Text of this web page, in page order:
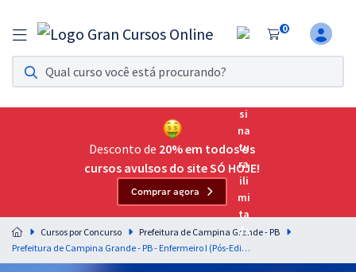
0
Assinatura Ilimitada 11
Acesso a todos os cursos. Teste grátis por 7 dias!
Assinatura OAB Até Passar
Acesso ilimitado a toda preparação para o Exame da
Residências Multiprofissionais
Preparação completa e intensiva para as principais
residências em saúde do Brasil
Desconto de 20% em todos os
cursos avulsos do site SÓ HOJE!
Comprar agora
Cursos por Concurso
Prefeitura de Campina Grande - PB
Prefeitura de Campina Grande - PB - Enfermeiro I (Pós-Edital)